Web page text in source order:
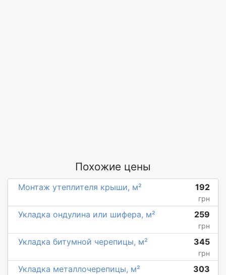
Похожие цены
Монтаж утеплителя крыши, м² 192
грн
Укладка ондулина или шифера, м² 259
грн
Укладка битумной черепицы, м² 345
грн
Укладка металлочерепицы, м² 303